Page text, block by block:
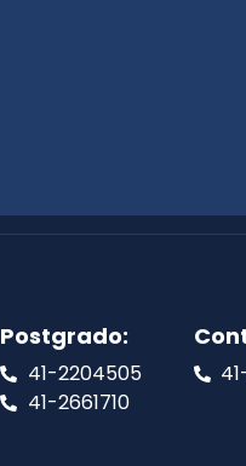
Postgrado:
41-2204505
41-2661710